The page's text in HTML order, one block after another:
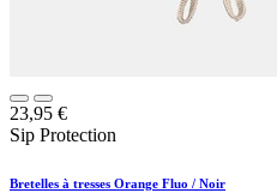
23,95 €
Sip Protection
Bretelles à tresses Orange Fluo / Noir